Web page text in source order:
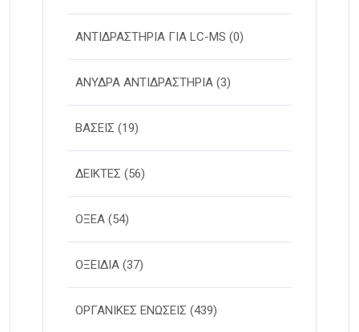
ΑΝΤΙΔΡΑΣΤΗΡΙΑ ΓΙΑ LC-MS (0)
ΑΝΥΔΡΑ ΑΝΤΙΔΡΑΣΤΗΡΙΑ (3)
ΒΑΣΕΙΣ (19)
ΔΕΙΚΤΕΣ (56)
ΟΞΕΑ (54)
ΟΞΕΙΔΙΑ (37)
ΟΡΓΑΝΙΚΕΣ ΕΝΩΣΕΙΣ (439)